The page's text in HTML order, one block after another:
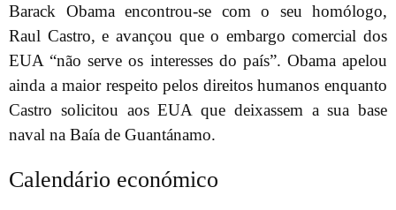
Barack Obama encontrou-se com o seu homólogo,
Raul Castro, e avançou que o embargo comercial dos
EUA “não serve os interesses do país”. Obama apelou
ainda a maior respeito pelos direitos humanos enquanto
Castro solicitou aos EUA que deixassem a sua base
naval na Baía de Guantánamo.
Calendário económico